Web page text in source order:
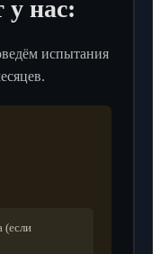
у нас:
испытания
(если